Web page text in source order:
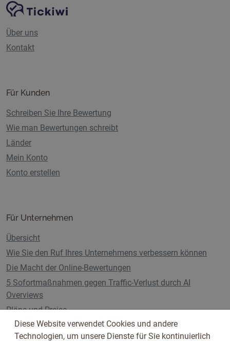
Website-Navigation
Tickiwi-Plattform
Über uns
Kontakt
Für Kunden
Schreiben Sie Ihre Bewertung
Wie man Bewertungen schreibt
Länder
Mein Konto
Konto erstellen
Für Unternehmen
Übersicht
Wie Sie den Ruf Ihres Unternehmens verbessern können
Die Macht der Online-Bewertungen
5 Sofortmaßnahmen gegen Traffic-Verlust durch AI
Overviews
Pläne und Preise
Diese Website verwendet Cookies und andere
Technologien, um unsere Dienste für Sie kontinuierlich